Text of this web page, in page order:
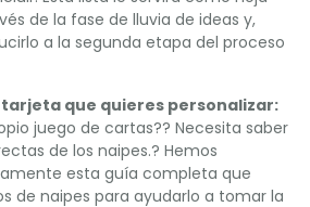
de la fase de lluvia de ideas y,
a la segunda etapa del proceso
tarjeta que quieres personalizar:
juego de cartas?? Necesita saber
de los naipes.? Hemos
esta guía completa que
de naipes para ayudarlo a tomar la